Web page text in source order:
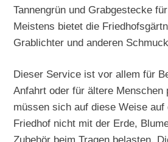
Tannengrün und Grabgestecke
Meistens bietet die
Grablichter und anderen
Dieser Service ist vor allem für
Anfahrt oder für ältere Menschen
müssen sich auf diese Weise auf
Friedhof nicht mit der Erde,